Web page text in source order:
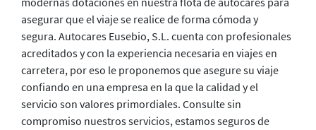
asegurar que el viaje se realice de forma cómoda y
segura. Autocares Eusebio, S.L. cuenta con profesionales
acreditados y con la experiencia necesaria en viajes en
carretera, por eso le proponemos que asegure su viaje
confiando en una empresa en la que la calidad y el
servicio son valores primordiales. Consulte sin
compromiso nuestros servicios, estamos seguros de